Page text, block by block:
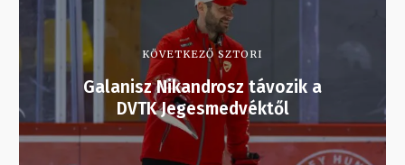
KÖVETKEZŐ SZTORI
Galanisz Nikandrosz távozik a
DVTK Jegesmedvéktől